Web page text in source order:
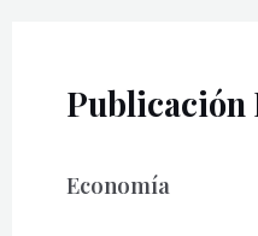
Publicación
Economía